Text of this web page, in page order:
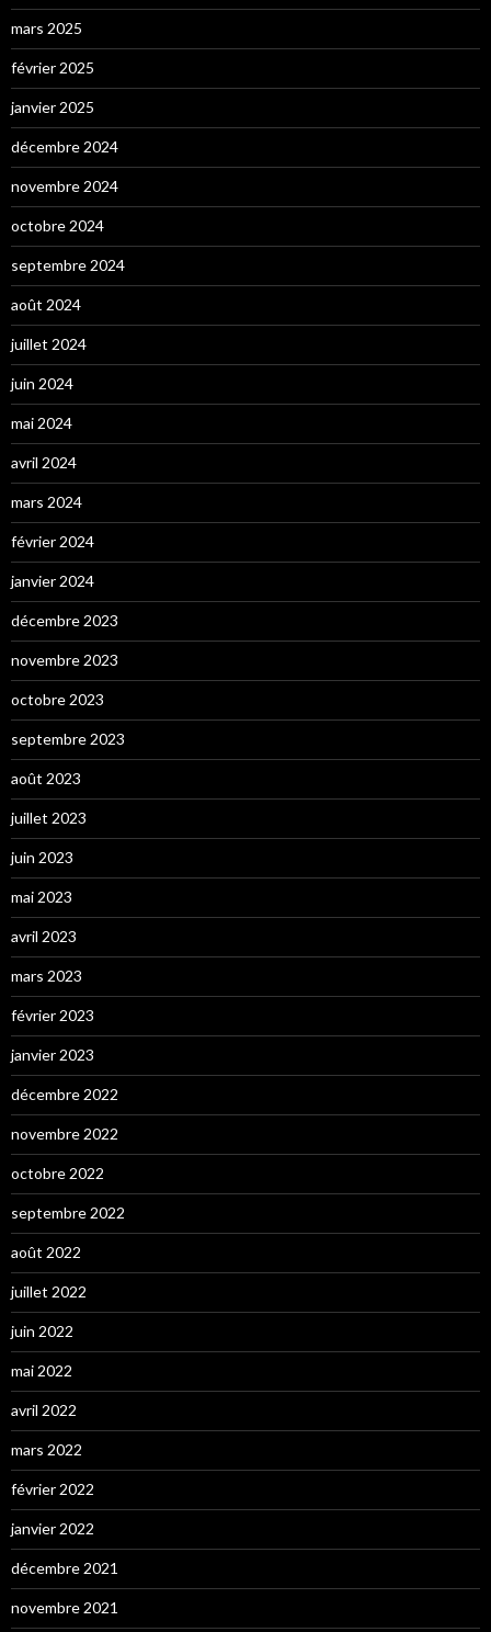
mars 2025
février 2025
janvier 2025
décembre 2024
novembre 2024
octobre 2024
septembre 2024
août 2024
juillet 2024
juin 2024
mai 2024
avril 2024
mars 2024
février 2024
janvier 2024
décembre 2023
novembre 2023
octobre 2023
septembre 2023
août 2023
juillet 2023
juin 2023
mai 2023
avril 2023
mars 2023
février 2023
janvier 2023
décembre 2022
novembre 2022
octobre 2022
septembre 2022
août 2022
juillet 2022
juin 2022
mai 2022
avril 2022
mars 2022
février 2022
janvier 2022
décembre 2021
novembre 2021